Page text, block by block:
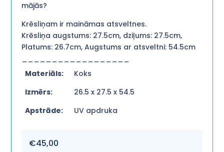
mājās?
Krēsliņam ir maināmas atsveltnes.
Krēsliņa augstums: 27.5cm, dziļums: 27.5cm,
Platums: 26.7cm, Augstums ar atsveltni: 54.5cm
Materiāls:
Koks
Izmērs:
26.5 x 27.5 x 54.5
Apstrāde:
UV apdruka
€45,00